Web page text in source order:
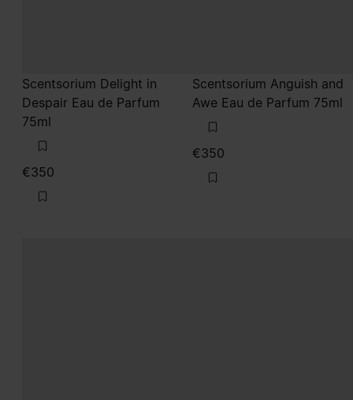
Scentsorium Delight in
Despair Eau de Parfum
75ml
€350
Scentsorium Anguish and
Awe Eau de Parfum 75ml
€350